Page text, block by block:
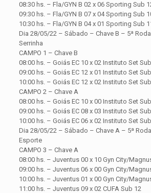
08:30 hs. – Fla/GYN B 02 x 06 Sporting Sub
09:30 hs. – Fla/GYN B 07 x 04 Sporting Sub
10:30 hs. – Fla/GYN B 04 x 01 Sporting Sub
Dia 28/05/22 – Sábado – Chave B – 5ª
Serrinha
CAMPO 1 – Chave B
08:00 hs. – Goiás EC 10 x 02 Instituto Set
09:00 hs. – Goiás EC 12 x 01 Instituto Set
10:00 hs. – Goiás EC 12 x 02 Instituto Set
CAMPO 2 – Chave A
08:00 hs. – Goiás EC 10 x 00 Instituto Set
09:00 hs. – Goiás EC 08 x 03 Instituto Set
10:00 hs. – Goiás EC 06 x 02 Instituto Set
Dia 28/05/22 – Sábado – Chave A – 5ª
Esporte
CAMPO 3 – Chave A
08:00 hs. – Juventus 00 x 10 Gyn City/
09:00 hs. – Juventus 06 x 00 Gyn City/
10:00 hs. – Juventus 01 x 00 Gyn City/
11:00 hs. – Juventus 09 x 02 CUFA Sub 12